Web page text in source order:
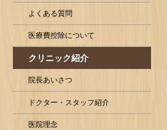
よくある質問
医療費控除について
クリニック紹介
院長あいさつ
ドクター・スタッフ紹介
医院理念